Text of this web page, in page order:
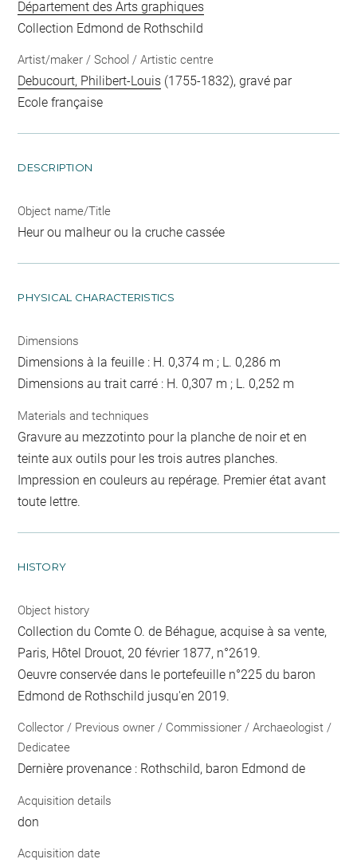
Département des Arts graphiques
Collection Edmond de Rothschild
Artist/maker / School / Artistic centre
Debucourt, Philibert-Louis (1755-1832), gravé par
Ecole française
DESCRIPTION
Object name/Title
Heur ou malheur ou la cruche cassée
PHYSICAL CHARACTERISTICS
Dimensions
Dimensions à la feuille : H. 0,374 m ; L. 0,286 m
Dimensions au trait carré : H. 0,307 m ; L. 0,252 m
Materials and techniques
Gravure au mezzotinto pour la planche de noir et en
teinte aux outils pour les trois autres planches.
Impression en couleurs au repérage. Premier état avant
toute lettre.
HISTORY
Object history
Collection du Comte O. de Béhague, acquise à sa vente,
Paris, Hôtel Drouot, 20 février 1877, n°2619.
Oeuvre conservée dans le portefeuille n°225 du baron
Edmond de Rothschild jusqu'en 2019.
Collector / Previous owner / Commissioner / Archaeologist /
Dedicatee
Dernière provenance : Rothschild, baron Edmond de
Acquisition details
don
Acquisition date